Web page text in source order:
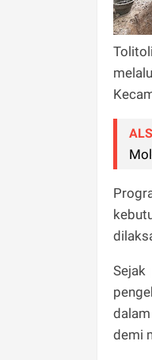
Sejak
demi